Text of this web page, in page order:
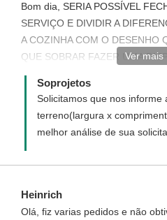
Bom dia, SERIA POSSÍVEL
SERVIÇO E DIVIDIR A
A COZINHA COM O DESENHO
QUE SOBRAR FAZER UMA
SERVIÇO FAZER NOS
FICO NO AGUARDO.
Ver mais
Soprojetos
Solicitamos que nos informe
terreno(largura x
melhor análise de sua
Heinrich
Olá, fiz varias pedidos e não